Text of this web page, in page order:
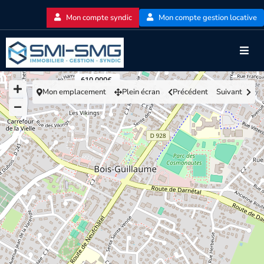
Mon compte syndic Mon compte gestion locative
610 000€
Mon emplacement Plein écran Précédent Suivant